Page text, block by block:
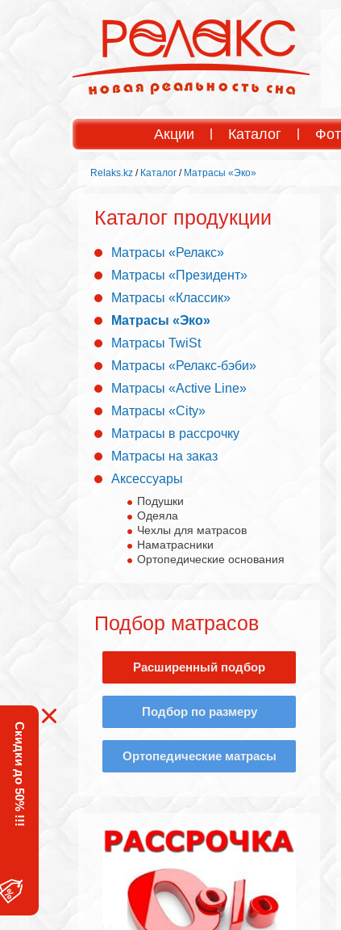
Акции Каталог
Relaks.kz / Каталог / Матрасы «Эко»
Каталог продукции
Матрасы «Релакс»
Матрасы «Президент»
Матрасы «Классик»
Матрасы «Эко»
Матрасы TwiSt
Матрасы «Релакс-бэби»
Матрасы «Active Line»
Матрасы «City»
Матрасы в рассрочку
Матрасы на заказ
Аксессуары
Подушки
Одеяла
Чехлы для матрасов
Наматрасники
Ортопедические основания
Подбор матрасов
Расширенный подбор
Подбор по размеру
Ортопедические матрасы
Скидки до 50% !!!